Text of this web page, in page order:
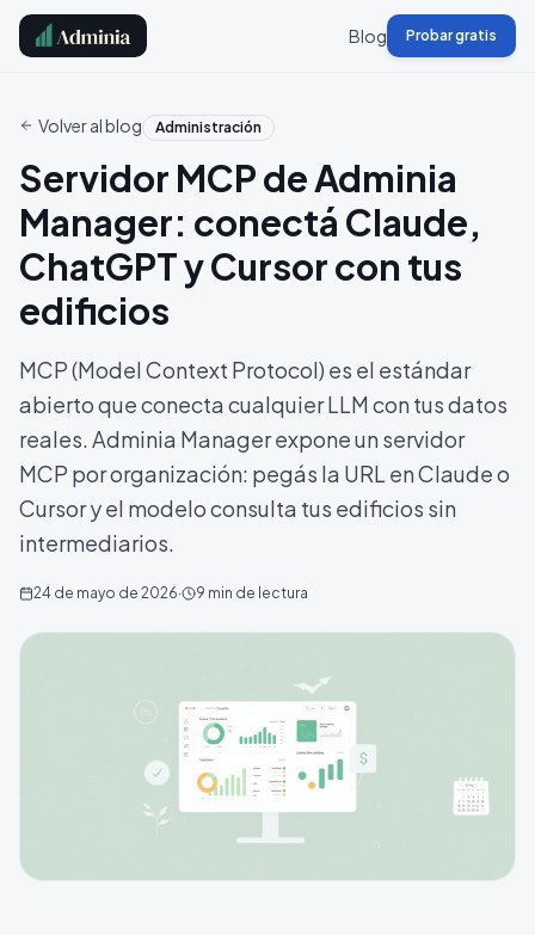
Blog Probar gratis
Volver al blog Administración
Servidor MCP de Adminia
Manager: conectá Claude,
ChatGPT y Cursor con tus
edificios
MCP (Model Context Protocol) es el estándar
abierto que conecta cualquier LLM con tus datos
reales. Adminia Manager expone un servidor
MCP por organización: pegás la URL en Claude o
Cursor y el modelo consulta tus edificios sin
intermediarios.
24 de mayo de 2026· 9 min de lectura